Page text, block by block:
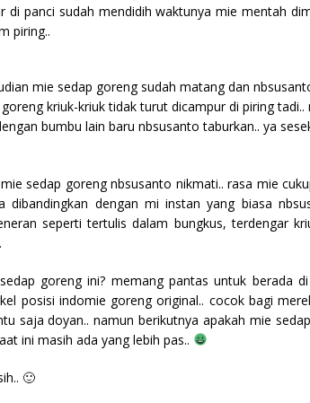
di panci sudah mendidih waktunya mie mentah
piring..
mie sedap goreng sudah matang dan
kriuk-kriuk tidak turut dicampur di piring
bumbu lain baru nbsusanto taburkan.. ya
sedap goreng nbsusanto nikmati.. rasa mie
dibandingkan dengan mi instan yang biasa
seperti tertulis dalam bungkus, terdengar
goreng ini? memang pantas untuk berada
posisi indomie goreng original.. cocok bagi
saja doyan.. namun berikutnya apakah mie
ini masih ada yang lebih pas..
🙂